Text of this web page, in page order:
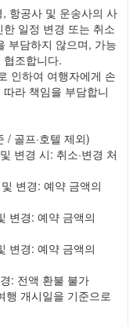
항공사 및 운송사의 사
일정 변경 또는 취소
부담하지 않으며, 가능
조합니다.
인하여 여행자에게 손
라 책임을 부담합니
/ 골프·호텔 제외)
변경 시: 취소·변경 처
변경: 예약 금액의
변경: 예약 금액의
변경: 예약 금액의
: 전액 환불 불가
행 개시일을 기준으로